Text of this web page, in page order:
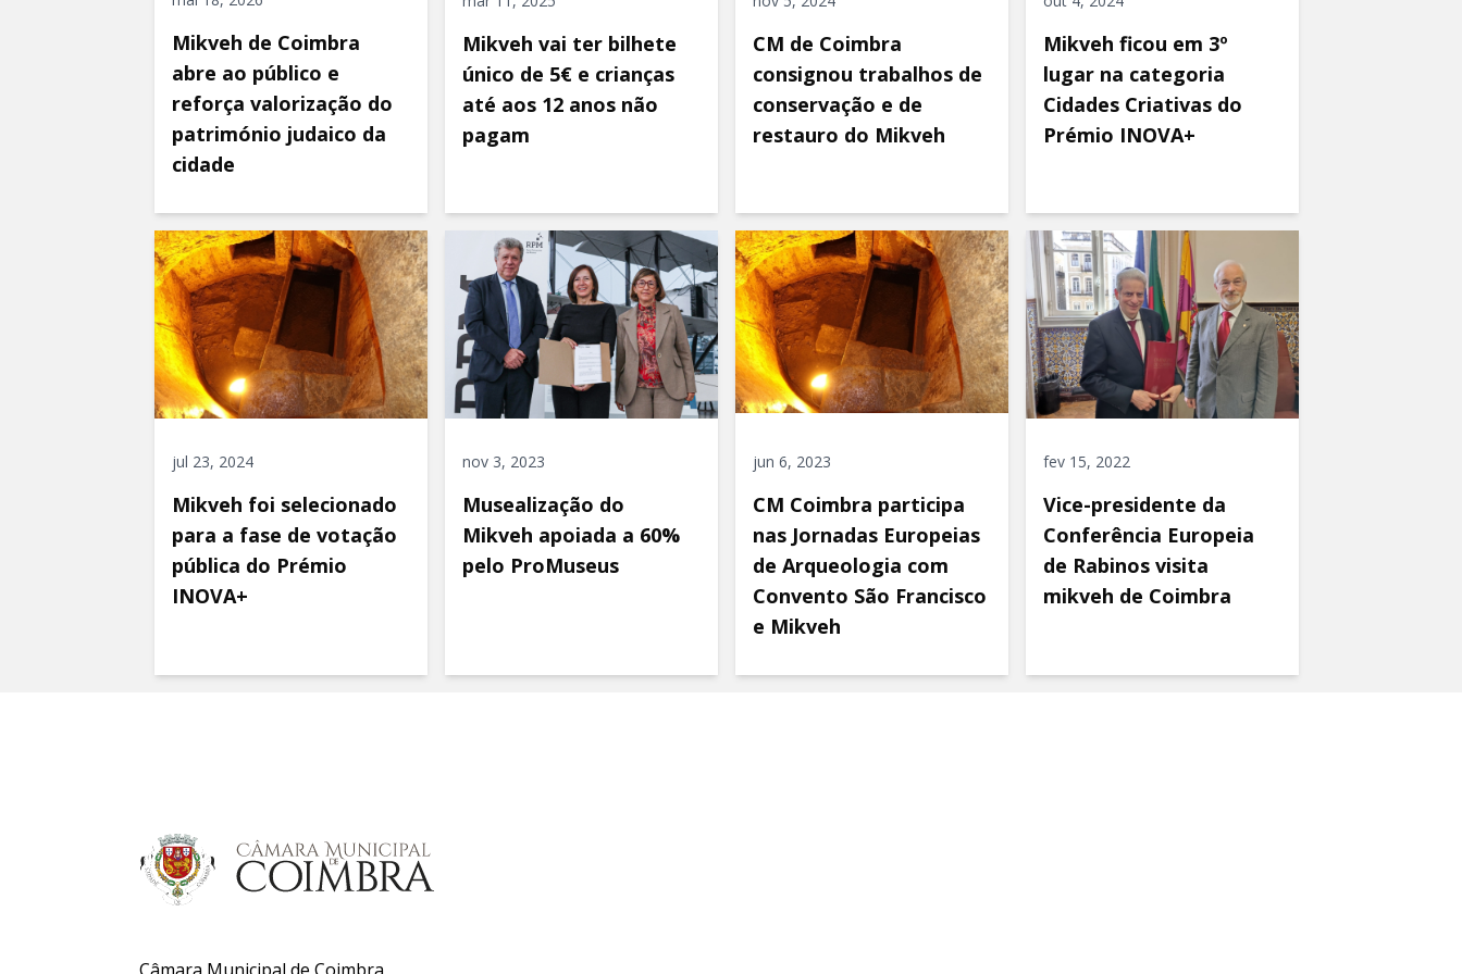
Mikveh de Coimbra
abre ao público e
reforça valorização do
património judaico da
cidade
Mikveh vai ter bilhete
único de 5€ e crianças
até aos 12 anos não
pagam
CM de Coimbra
consignou trabalhos de
conservação e de
restauro do Mikveh
Mikveh ficou em 3º
lugar na categoria
Cidades Criativas do
Prémio INOVA+
jul 23, 2024
Mikveh foi selecionado
para a fase de votação
pública do Prémio
INOVA+
nov 3, 2023
Musealização do
Mikveh apoiada a 60%
pelo ProMuseus
jun 6, 2023
CM Coimbra participa
nas Jornadas Europeias
de Arqueologia com
Convento São Francisco
e Mikveh
fev 15, 2022
Vice-presidente da
Conferência Europeia
de Rabinos visita
mikveh de Coimbra